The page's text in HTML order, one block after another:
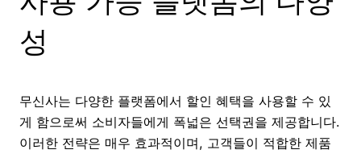
성
무신사는 다양한 플랫폼에서 할인 혜택을 사용할 수 있
게 함으로써 소비자들에게 폭넓은 선택권을 제공합니다.
이러한 전략은 매우 효과적이며, 고객들이 적합한 제품